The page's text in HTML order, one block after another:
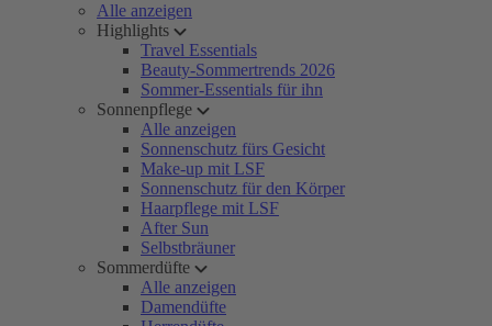
Alle anzeigen
Highlights
Travel Essentials
Beauty-Sommertrends 2026
Sommer-Essentials für ihn
Sonnenpflege
Alle anzeigen
Sonnenschutz fürs Gesicht
Make-up mit LSF
Sonnenschutz für den Körper
Haarpflege mit LSF
After Sun
Selbstbräuner
Sommerdüfte
Alle anzeigen
Damendüfte